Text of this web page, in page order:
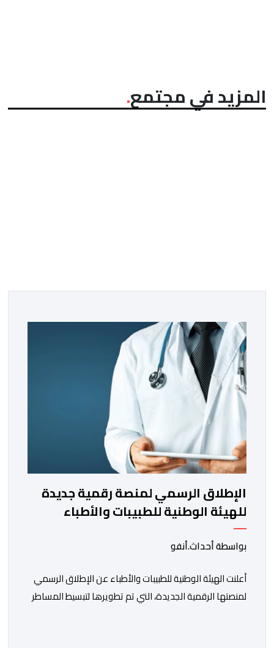
المزيد في مجتمع
الإطلاق الرسمي لمنصة رقمية جديدة
للهيئة الوطنية للطبيبات والأطباء
بواسطة أحداث.أنفو
أعلنت الهيئة الوطنية للطبيبات والأطباء عن الإطلاق الرسمي
لمنصتها الرقمية الجديدة، التي تم تطويرها لتبسيط المساطر